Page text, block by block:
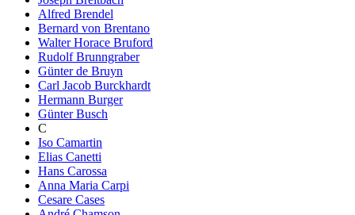
Alfred Brendel
Bernard von Brentano
Walter Horace Bruford
Rudolf Brunngraber
Günter de Bruyn
Carl Jacob Burckhardt
Hermann Burger
Günter Busch
C
Iso Camartin
Elias Canetti
Hans Carossa
Anna Maria Carpi
Cesare Cases